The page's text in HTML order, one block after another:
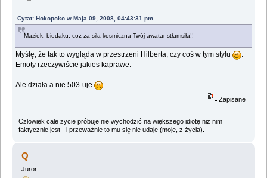
Cytat: Hokopoko w Maja 09, 2008, 04:43:31 pm
Maziek, biedaku, coż za siła kosmiczna Twój awatar stłamsiła!!
Myślę, że tak to wygląda w przestrzeni Hilberta, czy coś w tym stylu
.
Emoty rzeczywiście jakies kaprawe.
Ale działa a nie 503-uje .
Zapisane
Człowiek całe życie próbuje nie wychodzić na większego idiotę niż nim
faktycznie jest - i przeważnie to mu się nie udaje (moje, z życia).
Q
Juror